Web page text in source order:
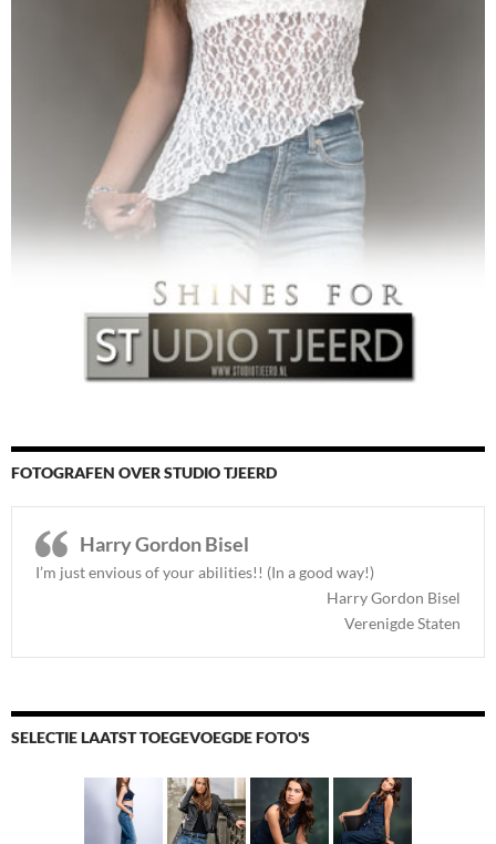
FOTOGRAFEN OVER STUDIO TJEERD
Harry Gordon Bisel
I’m just envious of your abilities!! (In a good way!)
Harry Gordon Bisel
Verenigde Staten
SELECTIE LAATST TOEGEVOEGDE FOTO'S